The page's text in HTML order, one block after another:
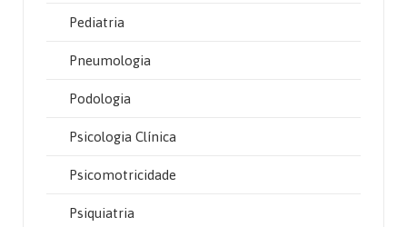
Pediatria
Pneumologia
Podologia
Psicologia Clínica
Psicomotricidade
Psiquiatria